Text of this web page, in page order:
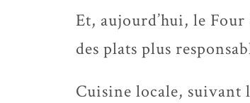
Et, aujourd’hui, le Four
des plats plus
Cuisine locale, suivant